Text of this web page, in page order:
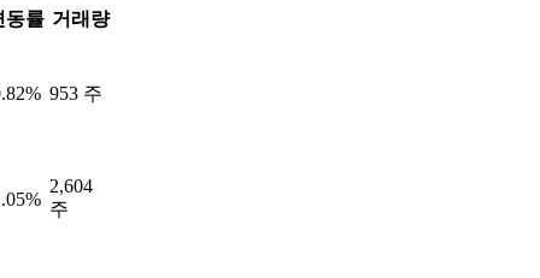
동률 거래량
953 주
2,604
주